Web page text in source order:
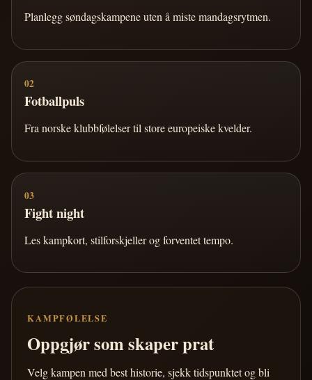
Planlegg søndagskampene uten å miste mandagsrytmen.
02
Fotballpuls
Fra norske klubbfølelser til store europeiske kvelder.
03
Fight night
Les kampkort, stilforskjeller og forventet tempo.
KAMPFØLELSE
Oppgjør som skaper prat
Velg kampen med best historie, sjekk tidspunktet og bli